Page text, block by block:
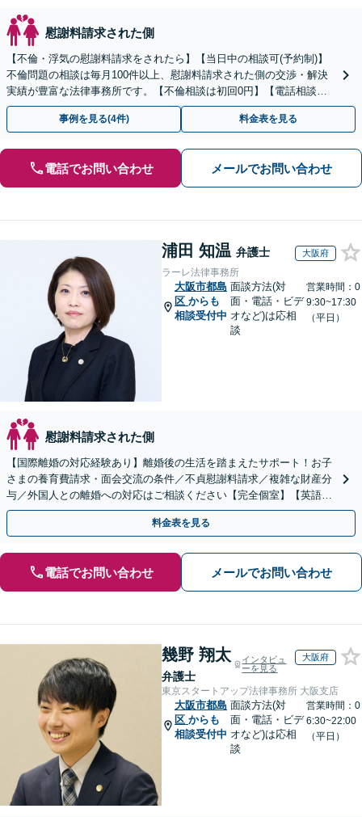
慰謝料請求された側
【不倫・浮気の慰謝料請求をされたら】【当日中の相談可(予約制)】
不倫問題の相談は毎月100件以上、慰謝料請求された側の交渉・解決
実績が豊富な法律事務所です。【不倫相談は初回0円】【電話相談で
ご契約まで対応可/来所不要】
事例を見る(4件) 料金表を見る
電話でお問い合わせ メールでお問い合わせ
浦田 知温 弁護士 大阪府
ラーレ法律事務所
大阪市都島
区 からも
相談受付中
面談方法(対
面・電話・ビデ
オなど)は応相
談
営業時間：0
9:30~17:30
（平日）
慰謝料請求された側
【国際離婚の対応経験あり】離婚後の生活を踏まえたサポート！お子
さまの養育費請求・面会交流の条件／不貞慰謝料請求／複雑な財産分
与／外国人との離婚への対応はご相談ください【完全個室】【英語対
応可】【大阪天満宮駅5分】
料金表を見る
電話でお問い合わせ メールでお問い合わせ
幾野 翔太
弁護士
インタビュ
ーを見る
大阪府
東京スタートアップ法律事務所 大阪支店
大阪市都島
区 からも
相談受付中
面談方法(対
面・電話・ビデ
オなど)は応相
談
営業時間：0
6:30~22:00
（平日）